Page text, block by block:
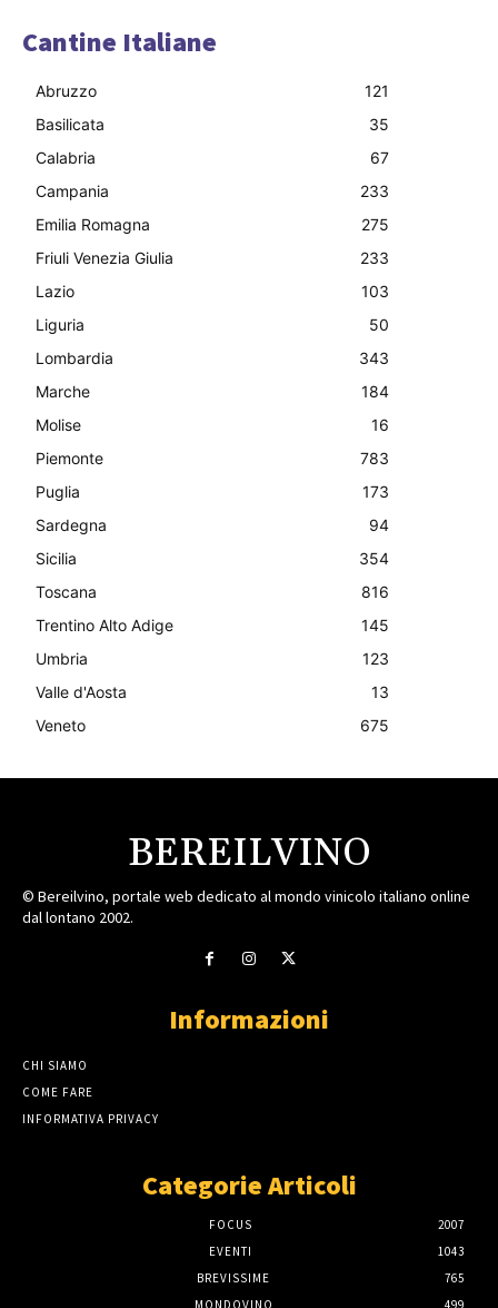
Cantine Italiane
Abruzzo
121
Basilicata
35
Calabria
67
Campania
233
Emilia Romagna
275
Friuli Venezia Giulia
233
Lazio
103
Liguria
50
Lombardia
343
Marche
184
Molise
16
Piemonte
783
Puglia
173
Sardegna
94
Sicilia
354
Toscana
816
Trentino Alto Adige
145
Umbria
123
Valle d'Aosta
13
Veneto
675
BEREILVINO
© Bereilvino, portale web dedicato al mondo vinicolo italiano online
dal lontano 2002.
Informazioni
CHI SIAMO
COME FARE
INFORMATIVA PRIVACY
Categorie Articoli
FOCUS
2007
EVENTI
1043
BREVISSIME
765
MONDOVINO
499